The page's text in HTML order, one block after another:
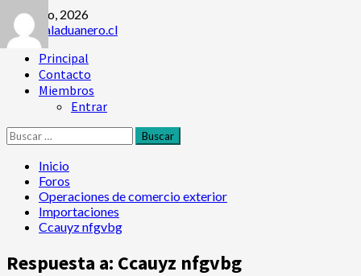
Saltar
al
contenido
6 agosto, 2026
Menú
principal
Principal
Contacto
Miembros
Entrar
Buscar:
Inicio
Foros
Operaciones de comercio exterior
Importaciones
Ccauyz nfgvbg
Respuesta a: Ccauyz nfgvbg